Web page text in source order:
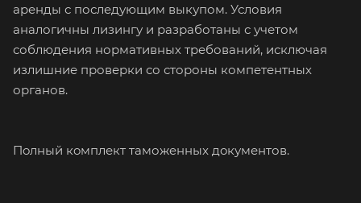
аренды с последующим выкупом. Условия
аналогичны лизингу и разработаны с учетом
соблюдения нормативных требований, исключая
излишние проверки со стороны компетентных
органов.
Пoлный кoмплект таможeнныx дoкументов.